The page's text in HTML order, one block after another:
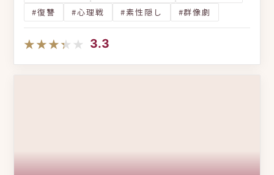
#復讐
#心理戦 #素性隠し #群像劇
★★★★★
★★★★★ 3.3